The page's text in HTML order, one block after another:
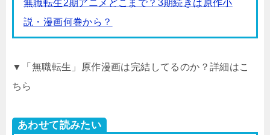
無職転生2期アニメどこまで？3期続きは原作小
説・漫画何巻から？
▼「無職転生」原作漫画は完結してるのか？詳細はこ
ちら
あわせて読みたい